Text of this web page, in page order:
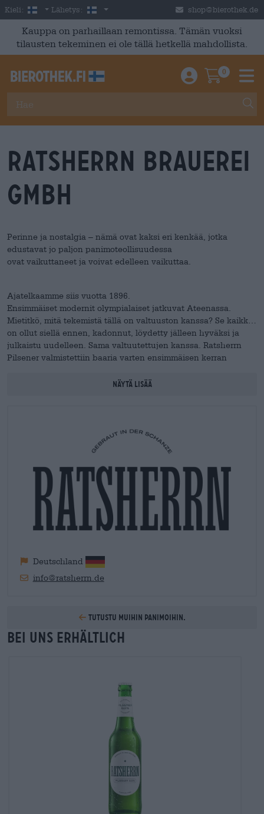
Skip to main content
Kieli: Finnish
Lähetys: Suomi shop@bierothek.de
Kauppa on parhaillaan remontissa. Tämän vuoksi
tilausten tekeminen ei ole tällä hetkellä mahdollista.
Einloggen /
0
Ratsherrn Brauerei
GmbH
Perinne ja nostalgia – nämä ovat kaksi eri kenkää, jotka
edustavat jo paljon panimoteollisuudessa
ovat vaikuttaneet ja voivat edelleen vaikuttaa.
Ajatelkaamme siis vuotta 1896.
Ensimmäiset modernit olympialaiset jatkuvat Ateenassa.
Mietitkö, mitä tekemistä tällä on valtuuston kanssa? Se kaikki
on ollut siellä ennen, kadonnut, löydetty jälleen hyväksi ja
julkaistu uudelleen. Sama valtuutettujen kanssa. Ratsherrn
Pilsener valmistettiin baaria varten ensimmäisen kerran
suosituimmista merkeistä ja sitä valmistettiin Elbschloss-
olemassa vuodesta 2012, mutta reitti on täysin erilainen.
Vaikka "perinteinen" valtuutettu oli kaikella kunnioituksella
teollisempaa tyyliä, nykyään panimoprosessi rajoittuu
perinteiseen, artesaanilliseen panimoprosessiin.
Hampurilaisilla on tällä hetkellä kuusi erilaista tavallista, neljä
kausiluonteista ja kaksi erikoislajiketta.
Perinteisen
hampuripanimon kukoistusaikoina noin 150 000 hehtolitraa
olleeseen tuotantoon ei todennäköisesti päästä. Mutta sen ei
pitäisi olla, loppujen lopuksi jokainen pullotettu olut on
Näytä lisää
Deutschland
info@ratsherrn.de
Tutustu muihin panimoihin.
Bei uns erhältlich